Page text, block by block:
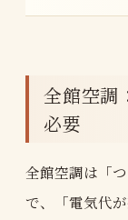
全館空調
必要
全館空調は「
で、「電気代